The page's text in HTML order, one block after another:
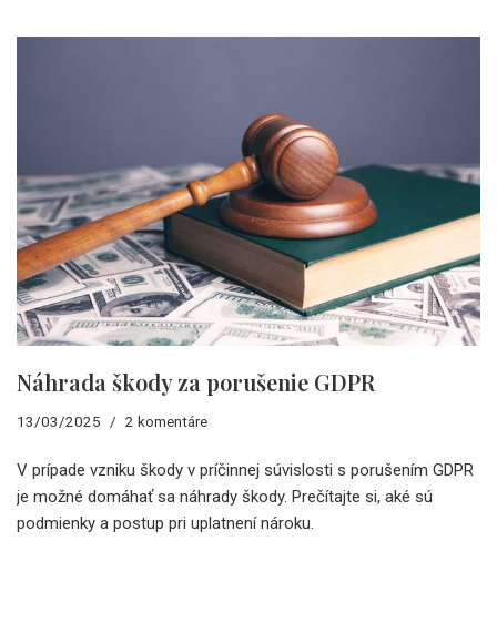
Náhrada škody za porušenie GDPR
13/03/2025 2 komentáre
V prípade vzniku škody v príčinnej súvislosti s porušením GDPR
je možné domáhať sa náhrady škody. Prečítajte si, aké sú
podmienky a postup pri uplatnení nároku.